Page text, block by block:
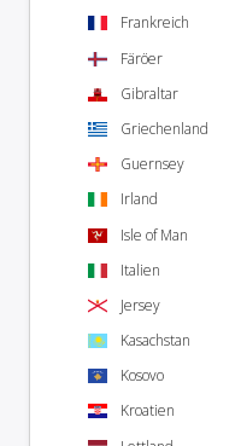
Frankreich
Färöer
Gibraltar
Griechenland
Guernsey
Irland
Isle of Man
Italien
Jersey
Kasachstan
Kosovo
Kroatien